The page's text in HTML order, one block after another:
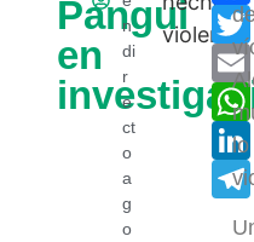
Pangui
en
n
di
r
e
ct
o
a
g
o